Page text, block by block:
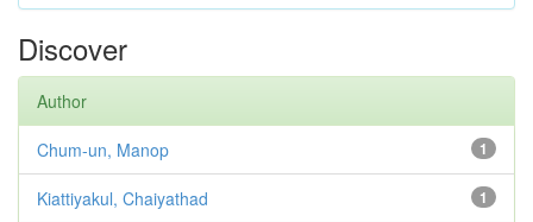
Discover
Author
1
Chum-un, Manop
1
Kiattiyakul, Chaiyathad